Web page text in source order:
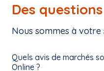
Des
Nous sommes à votre
Quels avis de marchés
Online ?